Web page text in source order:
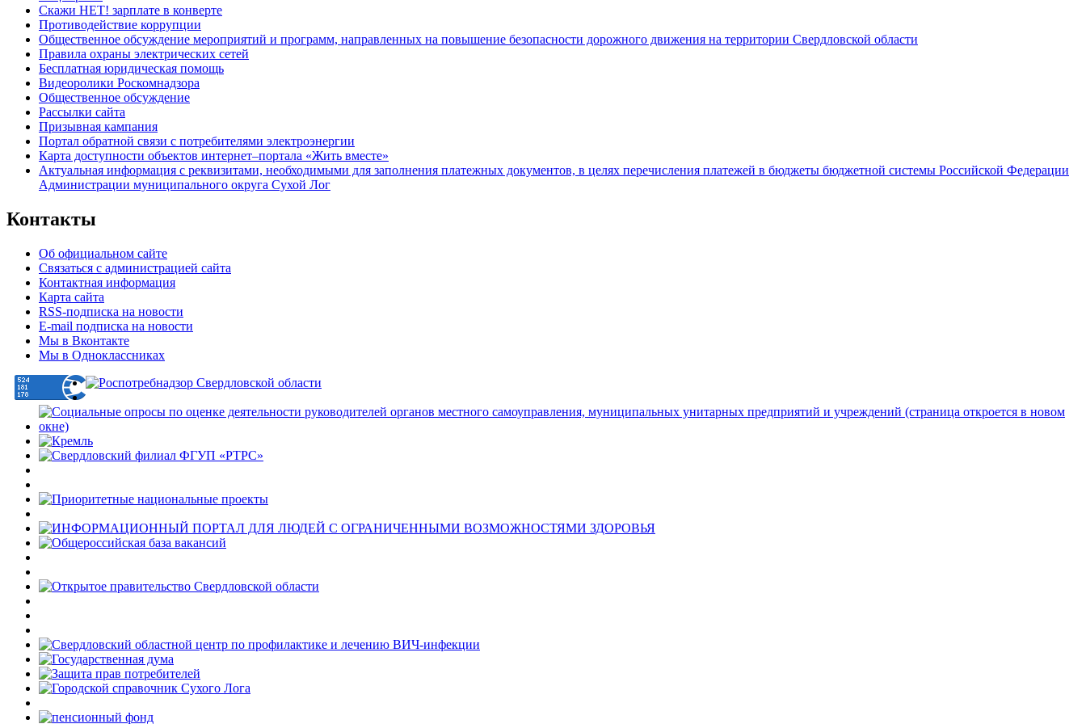
Скажи НЕТ! зарплате в конверте
Противодействие коррупции
Общественное обсуждение мероприятий и программ, направленных на повышение безопасности дорожного движения на территории Свердловской области
Правила охраны электрических сетей
Бесплатная юридическая помощь
Видеоролики Роскомнадзора
Общественное обсуждение
Рассылки сайта
Призывная кампания
Портал обратной связи с потребителями электроэнергии
Карта доступности объектов интернет–портала «Жить вместе»
Актуальная информация с реквизитами, необходимыми для заполнения платежных документов, в целях перечисления платежей в бюджеты бюджетной системы Российской Федерации
Администрации муниципального округа Сухой Лог
Контакты
Об официальном сайте
Связаться с администрацией сайта
Контактная информация
Карта сайта
RSS-подписка на новости
E-mail подписка на новости
Мы в Вконтакте
Мы в Одноклассниках